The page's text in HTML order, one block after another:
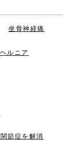
坐骨神経痛
ヘルニア
節症を解消